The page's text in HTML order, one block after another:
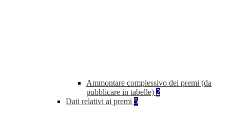
Ammontare complessivo dei premi (da
pubblicare in tabelle) 2
Dati relativi ai premi 5